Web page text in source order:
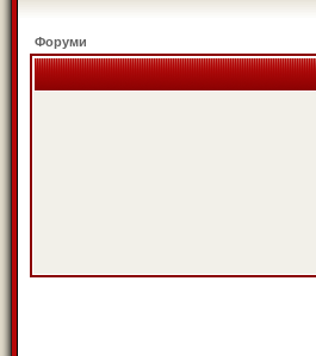
Форуми